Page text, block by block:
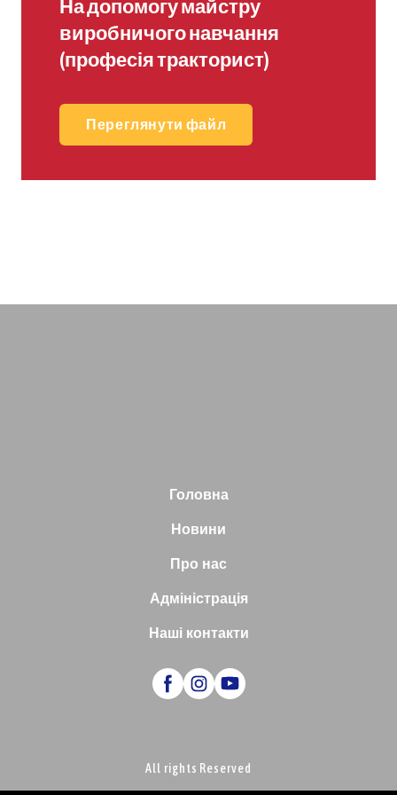
На допомогу майстру
виробничого навчання
(професія тракторист)
Переглянути файл
Головна
Новини
Про нас
Адміністрація
Наші контакти
All rights Reserved